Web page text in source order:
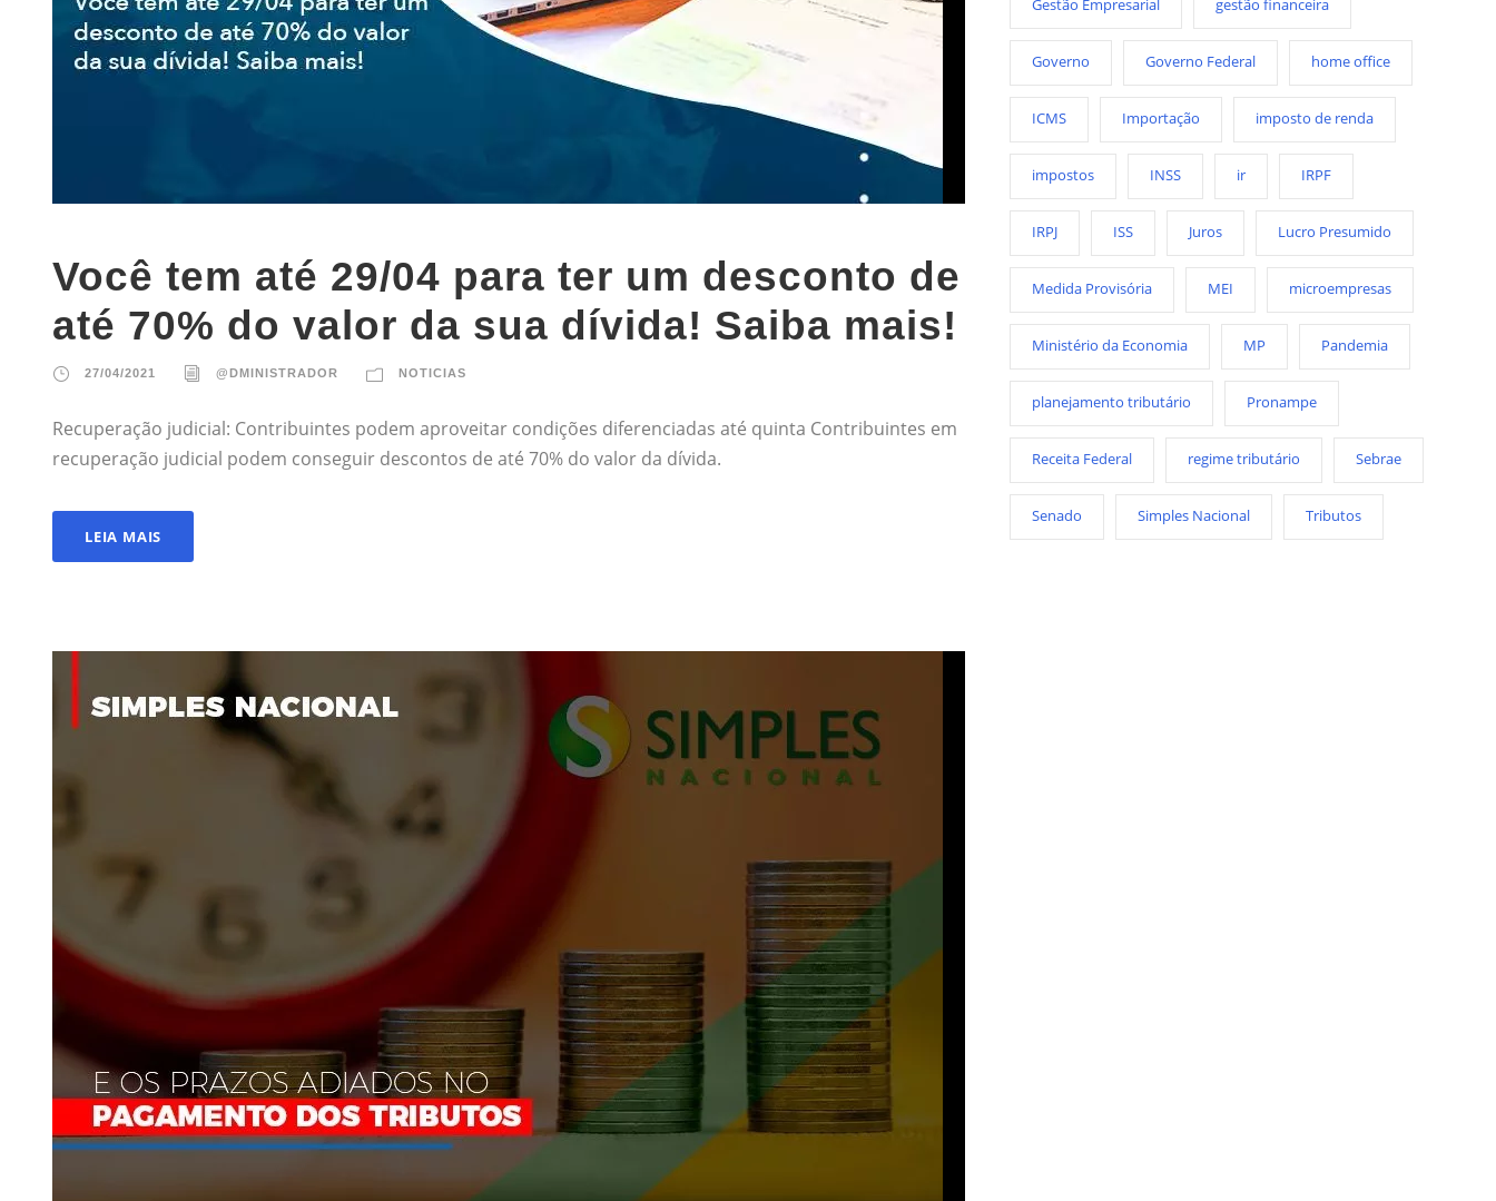
Você tem até 29/04 para ter um desconto de
até 70% do valor da sua dívida! Saiba mais!
27/04/2021 @DMINISTRADOR NOTICIAS
Recuperação judicial: Contribuintes podem aproveitar condições diferenciadas até quinta Contribuintes em
recuperação judicial podem conseguir descontos de até 70% do valor da dívida.
LEIA MAIS
Governo Governo Federal home office
ICMS Importação imposto de renda
impostos INSS ir IRPF
IRPJ ISS Juros Lucro Presumido
Medida Provisória MEI microempresas
Ministério da Economia MP Pandemia
planejamento tributário Pronampe
Receita Federal regime tributário Sebrae
Senado Simples Nacional Tributos